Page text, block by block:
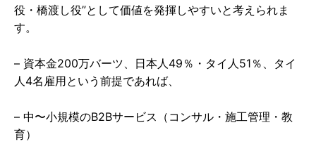
役・橋渡し役”として価値を発揮しやすいと考えられま
す。
– 資本金200万バーツ、日本人49％・タイ人51％、タイ
人4名雇用という前提であれば、
– 中〜小規模のB2Bサービス（コンサル・施工管理・教
育）